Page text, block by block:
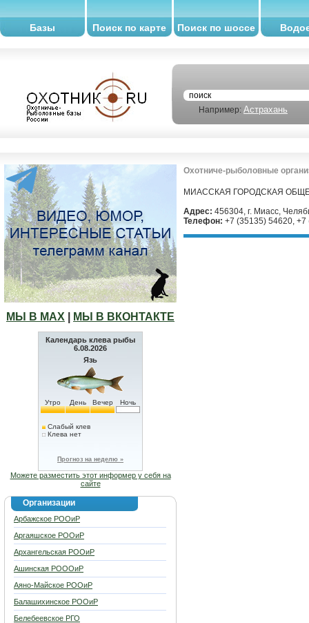
Базы Поиск по карте Поиск по шоссе
Например: Астрахань
МЫ В МАХ МЫ В ВКОНТАКТЕ
Календарь клева рыбы
6.08.2026
Язь
Утро День Вечер Ночь
Слабый клев
Клева нет
Прогноз на неделю »
Можете разместить этот информер у себя на
сайте
Организации
Арбажское РООиР
Аргаяшское РООиР
Архангельская РООиР
Ашинская РОООиР
Аяно-Майское РООиР
Балашихинское РООиР
Белебеевское РГО
Охотниче-рыболовные
МИАССКАЯ ГОРОДСКАЯ
Адрес: 456304, г. Миасс,
Телефон: +7 (35135) 54620,